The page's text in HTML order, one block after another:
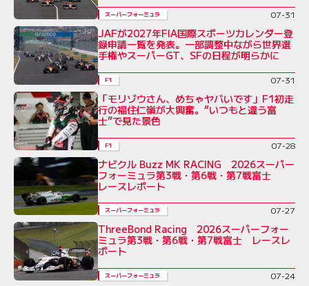
スーパーフォーミュラ 07-31
JAFが2027年FIA国際スポーツカレンダー登
録申請一覧を発表。一部調整中ながら世界選
手権やスーパーGT、SFの日程が明らかに
F1 07-31
「モリゾウさん、めちゃヤバいです」F1初走
行の福住仁嶺が大興奮。“いつもと違う富
士”で見た景色
F1 07-28
ナビクル Buzz MK RACING 2026スーパー
フォーミュラ第3戦・第6戦・第7戦富士
レースレポート
スーパーフォーミュラ 07-27
ThreeBond Racing 2026スーパーフォー
ミュラ第3戦・第6戦・第7戦富士 レースレ
ポート
スーパーフォーミュラ 07-24